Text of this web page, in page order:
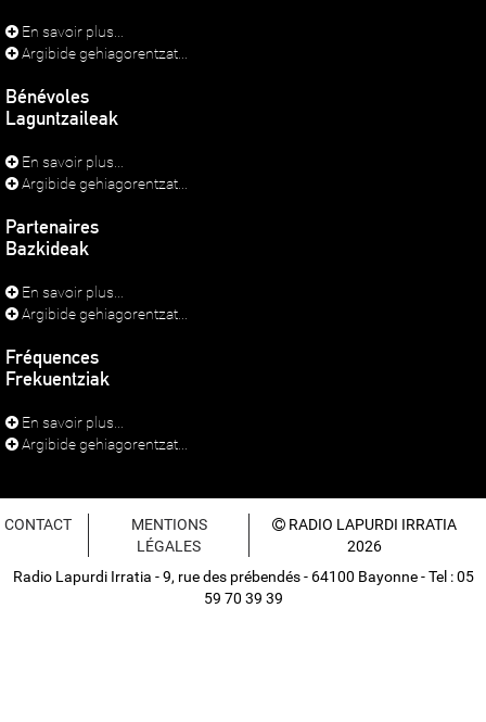
En savoir plus...
Argibide gehiagorentzat...
Bénévoles
Laguntzaileak
En savoir plus...
Argibide gehiagorentzat...
Partenaires
Bazkideak
En savoir plus...
Argibide gehiagorentzat...
Fréquences
Frekuentziak
En savoir plus...
Argibide gehiagorentzat...
CONTACT
MENTIONS
LÉGALES
RADIO LAPURDI IRRATIA
2026
Radio Lapurdi Irratia - 9, rue des prébendés - 64100 Bayonne - Tel : 05
59 70 39 39